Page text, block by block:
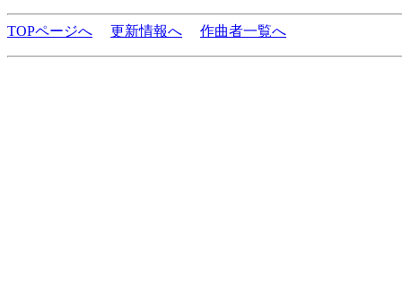
TOPページへ 更新情報へ 作曲者一覧へ